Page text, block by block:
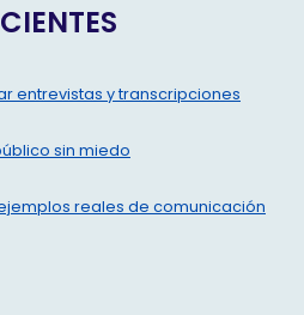
entrevistas y transcripciones
sin miedo
reales de comunicación